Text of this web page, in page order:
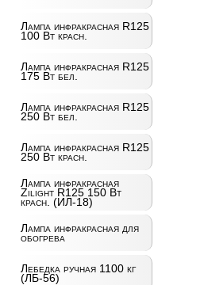
Лампа инфракрасная R125
100 Вт красн.
Лампа инфракрасная R125
175 Вт бел.
Лампа инфракрасная R125
250 Вт бел.
Лампа инфракрасная R125
250 Вт красн.
Лампа инфракрасная
Zilight R125 150 Вт
красн. (ИЛ-18)
Лампа инфракрасная для
обогрева
Лебедка ручная 1100 кг
(ЛБ-56)